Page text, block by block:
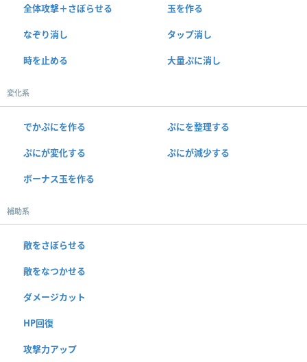
全体攻撃＋さぼらせる 玉を作る
なぞり消し タップ消し
時を止める 大量ぷに消し
変化系
でかぷにを作る ぷにを整理する
ぷにが変化する ぷにが減少する
ボーナス玉を作る
補助系
敵をさぼらせる
敵をなつかせる
ダメージカット
HP回復
攻撃力アップ